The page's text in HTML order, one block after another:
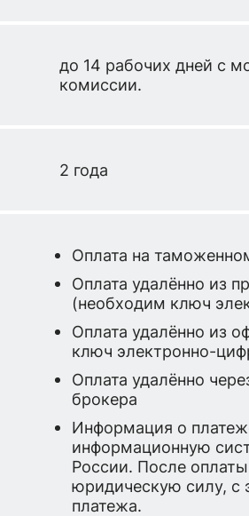
до 14 рабочих дней с
комиссии.
2 года
Оплата на
Оплата удалённо из
(необходим ключ
Оплата удалённо из
ключ электронно-
Оплата удалённо
брокера
Информация о
информационную
России. После
юридическую силу, с
платежа.